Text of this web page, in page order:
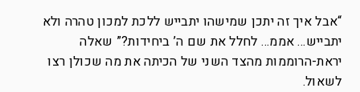
“אבל איך זה יתכן שמישהו יתבייש ללכת למכון טהרה ולא
יתבייש… אממ… לחלל את שם ה’ ביחידות?” שאלה
יראת-הרוממות מהצד השני של הכיתה את מה שכולן רצו
לשאול.